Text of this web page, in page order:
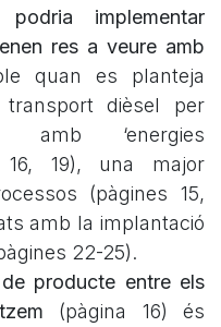
podria implementar
res a veure amb
quan es planteja
dièsel per
amb ‘energies
16, 19), una major
(pàgines 15,
amb la implantació
22-25).
producte entre els
(pàgina 16) és